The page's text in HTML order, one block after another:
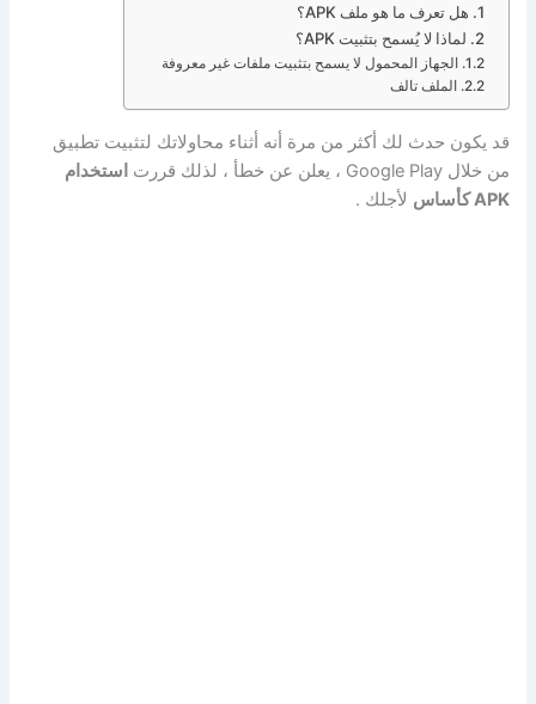
هل تعرف ما هو ملف APK؟
لماذا لا يُسمح بتثبيت APK؟
الجهاز المحمول لا يسمح بتثبيت ملفات غير معروفة
الملف تالف
قد يكون حدث لك أكثر من مرة أنه أثناء محاولاتك لتثبيت تطبيق
من خلال Google Play ، يعلن عن خطأ ، لذلك قررت
استخدام
APK كأساس
لأجلك .